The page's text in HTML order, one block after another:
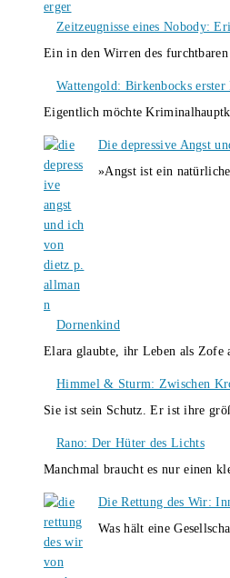
Zeitzeugnisse eines Nobody:
Ein in den Wirren des
Wattengold: Birkenbocks erster
Eigentlich möchte
Die depressive Angst
»Angst ist ein
Dornenkind
Elara glaubte, ihr Leben als Zofe
Himmel & Sturm: Zwischen
Sie ist sein Schutz. Er ist ihre
Rano: Der Hüter des Lichts
Manchmal braucht es nur einen
Die Rettung des Wir:
Was hält eine